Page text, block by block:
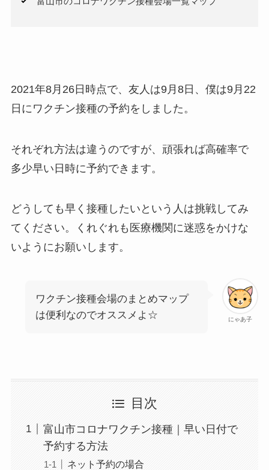
2021年8月26日時点で、友人は9月8日、僕は9月22
日にワクチン接種の予約をしました。
それぞれ方法は違うのですが、頑張れば高確率で
多少早い日時に予約できます。
どうしても早く接種したいという人は挑戦してみ
てください。くれぐれも医療機関に迷惑をかけな
いようにお願いします。
にゃあ子
ワクチン接種会場のまとめマップ
は便利なのでオススメよ☆
目次
富山市コロナワクチン接種｜早い日付で
予約する方法
ネット予約の場合